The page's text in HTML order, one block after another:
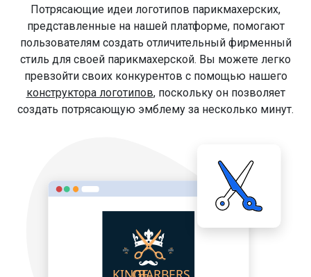
Потрясающие идеи логотипов парикмахерских,
представленные на нашей платформе, помогают
пользователям создать отличительный фирменный
стиль для своей парикмахерской. Вы можете легко
превзойти своих конкурентов с помощью нашего
конструктора логотипов, поскольку он позволяет
создать потрясающую эмблему за несколько минут.